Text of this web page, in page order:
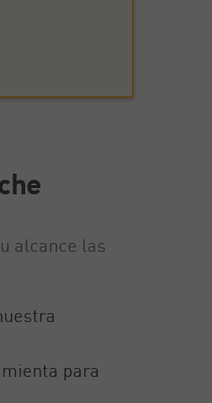
alcance las
para